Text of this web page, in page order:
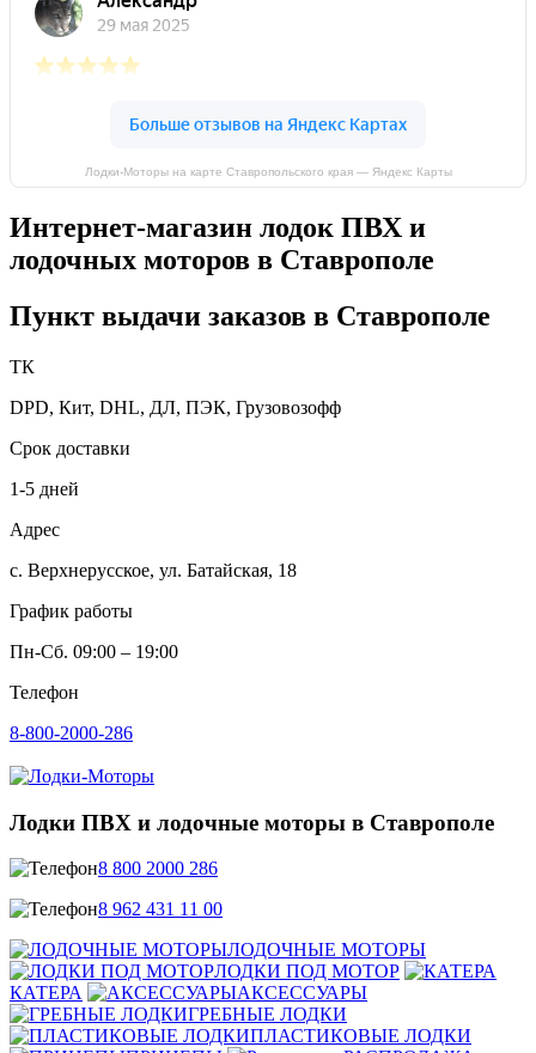
Лодки-Моторы на карте Ставропольского края — Яндекс Карты
Интернет-магазин лодок ПВХ и
лодочных моторов в Ставрополе
Пункт выдачи заказов в Ставрополе
ТК
DPD, Кит, DHL, ДЛ, ПЭК, Грузовозофф
Срок доставки
1-5 дней
Адрес
с. Верхнерусское, ул. Батайская, 18
График работы
Пн-Сб. 09:00 – 19:00
Телефон
8-800-2000-286
Лодки ПВХ и лодочные моторы в Ставрополе
8 800 2000 286
8 962 431 11 00
ЛОДОЧНЫЕ МОТОРЫ
ЛОДКИ ПОД МОТОР
КАТЕРА
АКСЕССУАРЫ
ГРЕБНЫЕ ЛОДКИ
ПЛАСТИКОВЫЕ ЛОДКИ